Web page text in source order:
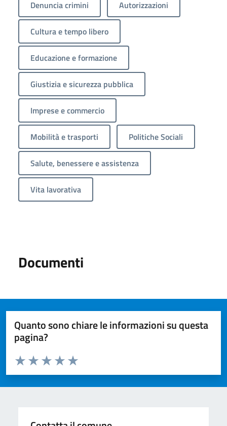
Denuncia crimini Autorizzazioni
Cultura e tempo libero
Educazione e formazione
Giustizia e sicurezza pubblica
Imprese e commercio
Mobilità e trasporti Politiche Sociali
Salute, benessere e assistenza
Vita lavorativa
Documenti
Quanto sono chiare le informazioni su questa
pagina?
Valuta da 1 a 5 stelle la pagina
Valuta 5 stelle su 5
Valuta 4 stelle su 5
Valuta 3 stelle su 5
Valuta 2 stelle su 5
Valuta 1 stelle su 5